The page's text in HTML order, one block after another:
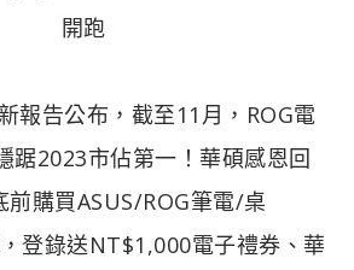
開跑​
報告公布，截至11月，ROG電
踞2023市佔第一！華碩感恩回
購買ASUS/ROG筆電/桌
登錄送NT$1,000電子禮券、華